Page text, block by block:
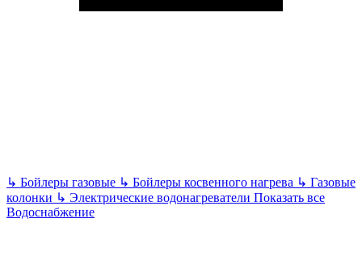
↳ Бойлеры газовые ↳ Бойлеры косвенного нагрева ↳ Газовые
колонки ↳ Электрические водонагреватели Показать все
Водоснабжение